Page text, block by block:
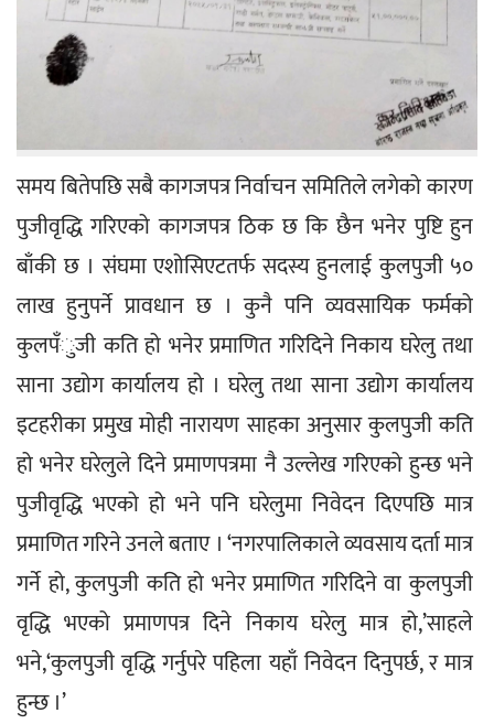
समय बितेपछि सबै कागजपत्र निर्वाचन समितिले लगेको कारण
पुजीवृद्धि गरिएको कागजपत्र ठिक छ कि छैन भनेर पुष्टि हुन
बाँकी छ । संघमा एशोसिएटतर्फ सदस्य हुनलाई कुलपुजी ५०
लाख हुनुपर्ने प्रावधान छ । कुनै पनि व्यवसायिक फर्मको
कुलपँुजी कति हो भनेर प्रमाणित गरिदिने निकाय घरेलु तथा
साना उद्योग कार्यालय हो । घरेलु तथा साना उद्योग कार्यालय
इटहरीका प्रमुख मोही नारायण साहका अनुसार कुलपुजी कति
हो भनेर घरेलुले दिने प्रमाणपत्रमा नै उल्लेख गरिएको हुन्छ भने
पुजीवृद्धि भएको हो भने पनि घरेलुमा निवेदन दिएपछि मात्र
प्रमाणित गरिने उनले बताए । ‘नगरपालिकाले व्यवसाय दर्ता मात्र
गर्ने हो, कुलपुजी कति हो भनेर प्रमाणित गरिदिने वा कुलपुजी
वृद्धि भएको प्रमाणपत्र दिने निकाय घरेलु मात्र हो,’साहले
भने,‘कुलपुजी वृद्धि गर्नुपरे पहिला यहाँ निवेदन दिनुपर्छ, र मात्र
हुन्छ ।’